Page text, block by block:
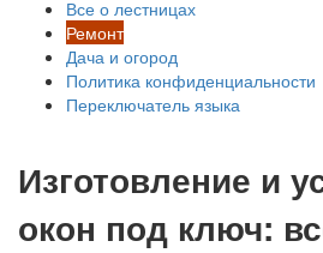
Все о лестницах
Ремонт
Дача и огород
Политика конфиденциальности
Переключатель языка
Изготовление и
окон под ключ: